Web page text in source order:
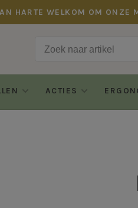
HARTE WELKOM OM ONZE
ACTIES